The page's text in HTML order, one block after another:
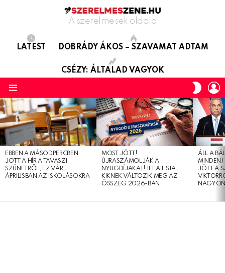
A szerelmesek oldala
LATEST DOBRÁDY ÁKOS – SZAVAMAT ADTAM
CSÉZY: ÁLTALAD VAGYOK
SKIN
LATEST
STORIES
EBBEN A MÁSODPERCBEN
JÖTT A HÍR A TAVASZI
SZÜNETRŐL, EZ VÁR
ÁPRILISBAN AZ ISKOLÁSOKRA
MOST JÖTT!
ÚJRASZÁMOLJÁK A
NYUGDÍJAKAT! ITT A LISTA,
KIKNEK VÁLTOZIK MEG AZ
ÖSSZEG 2026-BAN
ÁLL A
MINDEN!
JÖTT A